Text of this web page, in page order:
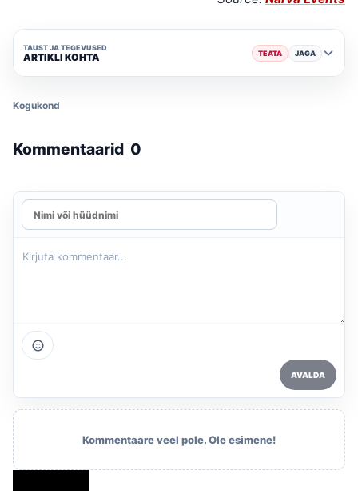
TAUST JA TEGEVUSED
ARTIKLI KOHTA TEATA JAGA
Kogukond
Kommentaarid 0
AVALDA
Kommentaare veel pole. Ole esimene!